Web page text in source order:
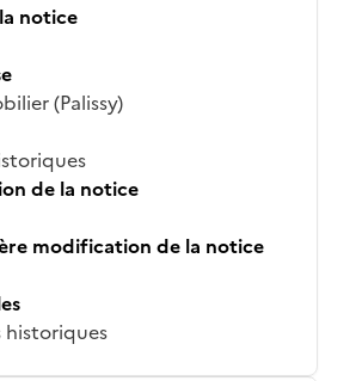
notice
(Palissy)
de la notice
modification de la notice